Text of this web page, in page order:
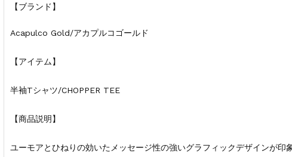
【ブランド】
Acapulco Gold/アカプルコゴールド
【アイテム】
半袖Tシャツ/CHOPPER TEE
【商品説明】
ユーモアとひねりの効いたメッセージ性の強いグラフィックデザインが印